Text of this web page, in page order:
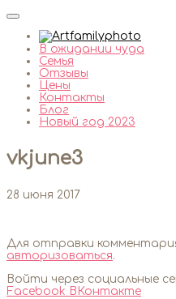
В ожидании чуда
Семья
Отзывы
Цены
Контакты
Блог
Новый год 2023
vkjune3
28 июня 2017
Для отправки
авторизоваться.
Войти через социальные
Facebook ВКонтакте